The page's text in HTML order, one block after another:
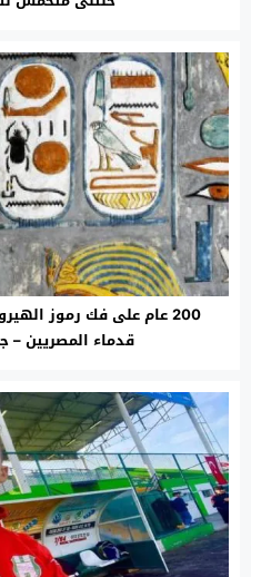
200 عام على فك رموز
قدماء المصريين –